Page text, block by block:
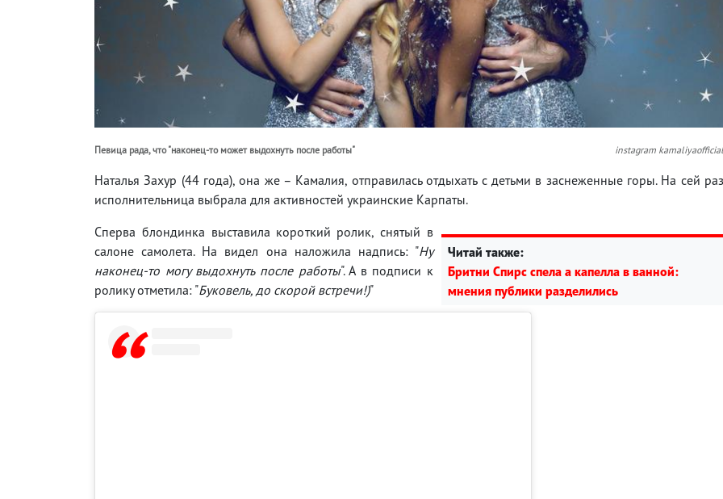
Певица рада, что "наконец-то может выдохнуть после работы" instagram kamaliyaofficial
Наталья Захур (44 года), она же – Камалия, отправилась отдыхать с детьми в заснеженные горы. На сей раз
исполнительница выбрала для активностей украинские Карпаты.
Читай также:
Бритни Спирс спела а капелла в ванной:
мнения публики разделились
Сперва блондинка выставила короткий ролик, снятый в
салоне самолета. На видел она наложила надпись: "Ну
наконец-то могу выдохнуть после работы". А в подписи к
ролику отметила: "Буковель, до скорой встречи!)"